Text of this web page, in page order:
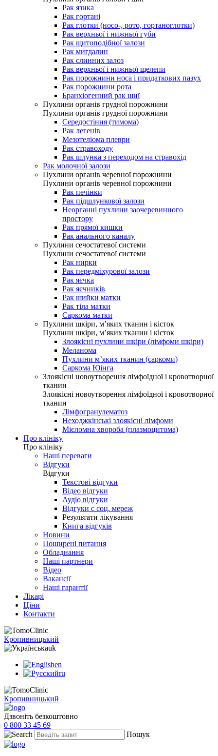
Рак язика
Рак гортані
Рак глотки (носо-, рото, гортаноглотки)
Рак верхньої і нижньої губи
Рак щитоподібної залози
Рак мигдалин
Рак слинних залоз
Рак верхньої і нижньої щелепи
Рак порожнини носа і придаткових пазух
Рак порожнини рота
Бранхіогенний рак шиї
Пухлини органів грудної порожнини
Пухлини органів грудної порожнини
Середостіння (тимома)
Рак легенів
Мезотеліома плеври
Рак стравоходу
Рак шлунка з переходом на стравохід
Рак молочної залози
Пухлини органів черевної порожнини
Пухлини органів черевної порожнини
Рак печінки
Рак підшлункової залози
Неорганні пухлини заочеревинного
простору
Рак прямої кишки
Рак анального каналу
Пухлини сечостатевої системи
Пухлини сечостатевої системи
Рак нирки
Рак передміхурової залози
Рак яєчка
Рак яєчників
Рак шийки матки
Рак тіла матки
Саркома матки
Пухлини шкіри, м’яких тканин і кісток
Пухлини шкіри, м’яких тканин і кісток
Злоякісні пухлини шкіри (лімфоми шкіри)
Меланома
Пухлини м’яких тканин (саркоми)
Саркома Юінга
Злоякісні новоутворення лімфоїдної і кровотворної
тканин
Злоякісні новоутворення лімфоїдної і кровотворної
тканин
Лімфогранулематоз
Неходжкінські злоякісні лімфоми
Мієломна хвороба (плазмоцитома)
Про клініку
Про клініку
Наші переваги
Відгуки
Відгуки
Текстові відгуки
Відео відгуки
Аудіо відгуки
Відгуки с соц. мереж
Результати лікування
Книга відгуків
Новини
Поширені питання
Обладнання
Наші партнери
Відео
Вакансії
Наші гарантії
Лікарі
Ціни
Контакти
Кропивницький
uk
en
ru
Кропивницький
Дзвоніть безкоштовно
0 800 33 45 69
Пошук